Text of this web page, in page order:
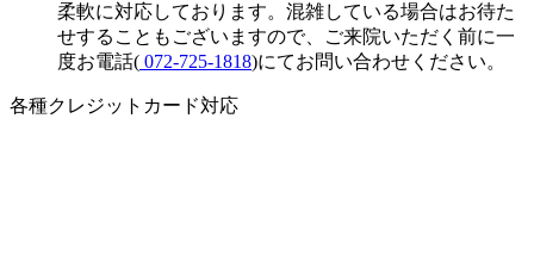
柔軟に対応しております。混雑している場合はお待た
せすることもございますので、ご来院いただく前に一
度お電話( 072-725-1818)にてお問い合わせください。
各種クレジットカード対応